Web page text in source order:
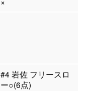
#4 岩佐 フリースロ
ー○(6点)